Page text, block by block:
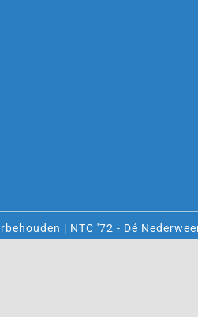
| NTC '72 - Dé